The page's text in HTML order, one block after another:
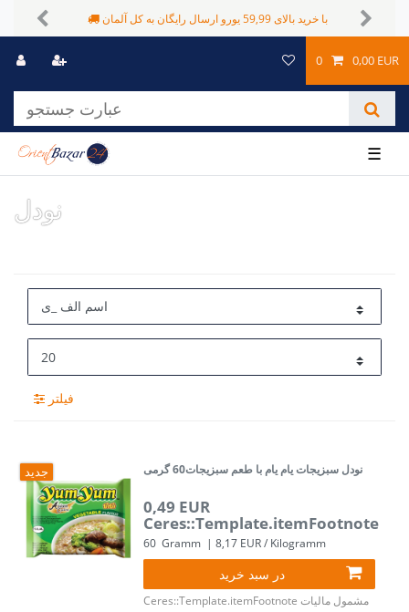
با خرید بالای 59,99 یورو ارسال رایگان به کل آلمان Previous Next
0 0,00 EUR
☰
نودل
فیلتر
جدید نودل سبزیجات یام یام با طعم سبزیجات60 گرمی
0,49 EUR
Ceres::Template.itemFootnote
60 Gramm | 8,17 EUR / Kilogramm
در سبد خرید
Ceres::Template.itemFootnote مشمول مالیات